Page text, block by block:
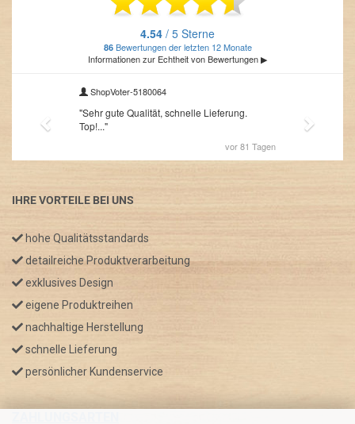
IHRE VORTEILE BEI UNS
hohe Qualitätsstandards
detailreiche Produktverarbeitung
exklusives Design
eigene Produktreihen
nachhaltige Herstellung
schnelle Lieferung
persönlicher Kundenservice